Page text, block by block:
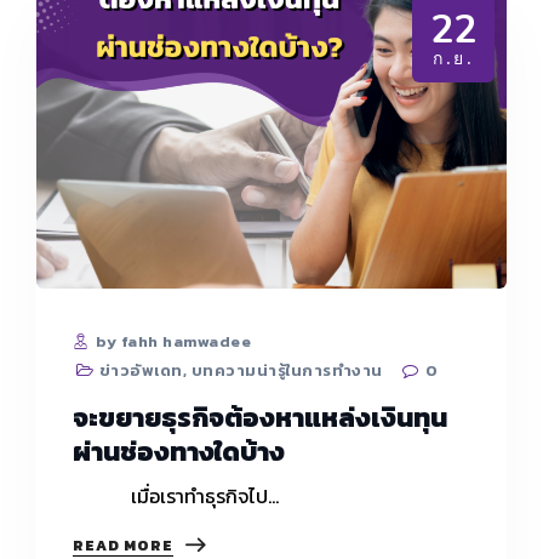
22
ก.ย.
by fahh hamwadee
ข่าวอัพเดท, บทความน่ารู้ในการทำงาน 0
จะขยายธุรกิจต้องหาแหล่งเงินทุน
ผ่านช่องทางใดบ้าง
เมื่อเราทำธุรกิจไป…
READ MORE จะ